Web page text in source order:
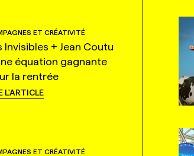
ET CRÉATIVITÉ
Invisibles + Jean Coutu
équation gagnante
la rentrée
L'ARTICLE
ET CRÉATIVITÉ